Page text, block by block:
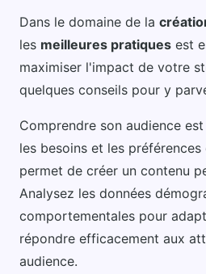
Dans le domaine de la
les meilleures pratiques est
maximiser l'impact de votre
quelques conseils pour y
Comprendre son audience
les besoins et les
permet de créer un contenu
Analysez les données
comportementales pour
répondre efficacement aux
audience.